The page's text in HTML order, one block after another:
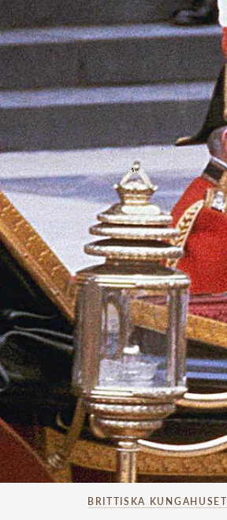
BRITTISKA KUNGAHUSET